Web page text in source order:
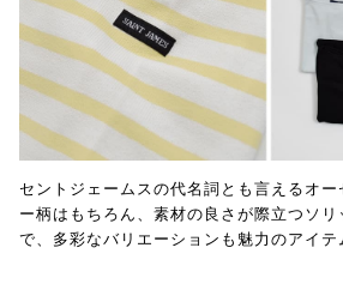
セントジェームスの代名詞とも言えるオ
ー柄はもちろん、素材の良さが際立つソリ
で、多彩なバリエーションも魅力のアイテ